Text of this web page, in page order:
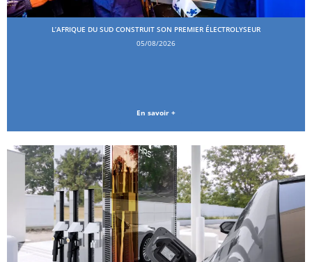
L’AFRIQUE DU SUD CONSTRUIT SON PREMIER ÉLECTROLYSEUR
05/08/2026
En savoir +